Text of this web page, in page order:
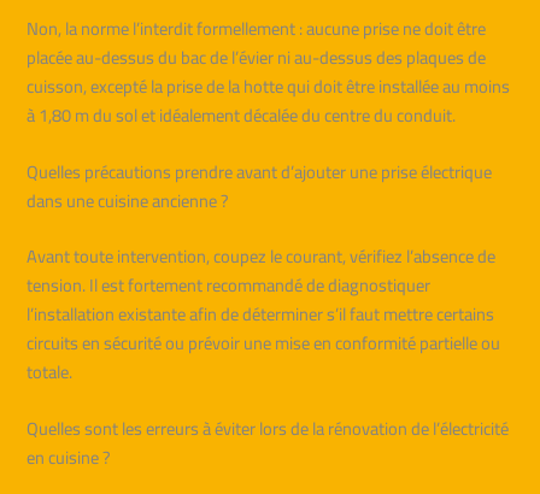
Non, la norme l’interdit formellement : aucune prise ne doit être
placée au-dessus du bac de l’évier ni au-dessus des plaques de
cuisson, excepté la prise de la hotte qui doit être installée au moins
à 1,80 m du sol et idéalement décalée du centre du conduit.
Quelles précautions prendre avant d’ajouter une prise électrique
dans une cuisine ancienne ?
Avant toute intervention, coupez le courant, vérifiez l’absence de
tension. Il est fortement recommandé de diagnostiquer
l’installation existante afin de déterminer s’il faut mettre certains
circuits en sécurité ou prévoir une mise en conformité partielle ou
totale.
Quelles sont les erreurs à éviter lors de la rénovation de l’électricité
en cuisine ?